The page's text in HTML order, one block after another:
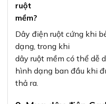
ruột
mềm?
Dây điện ruột cứng khi
dạng, trong khi
dây ruột mềm có thể dễ
hình dạng ban đầu khi
thả ra.